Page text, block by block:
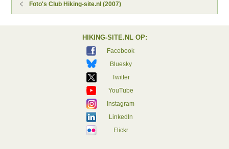
Foto's Club Hiking-site.nl (2007)
HIKING-SITE.NL OP:
Facebook
Bluesky
Twitter
YouTube
Instagram
LinkedIn
Flickr